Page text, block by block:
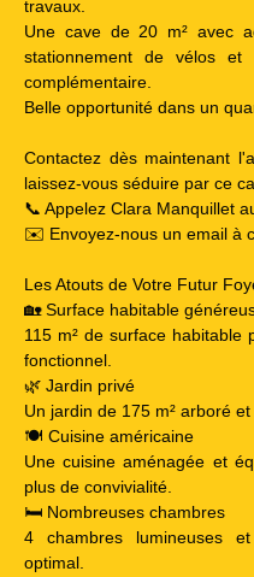
travaux.
Une cave de 20 m² avec
stationnement de vélos
complémentaire.
Belle opportunité dans un
Contactez dès maintenant
laissez-vous séduire par ce
📞 Appelez Clara Manquillet
✉️ Envoyez-nous un email à
Les Atouts de Votre Futur
🏡 Surface habitable
115 m² de surface habitable
fonctionnel.
🌿 Jardin privé
Un jardin de 175 m² arboré et
🍽️ Cuisine américaine
Une cuisine aménagée et
plus de convivialité.
🛏️ Nombreuses chambres
4 chambres lumineuses
optimal.